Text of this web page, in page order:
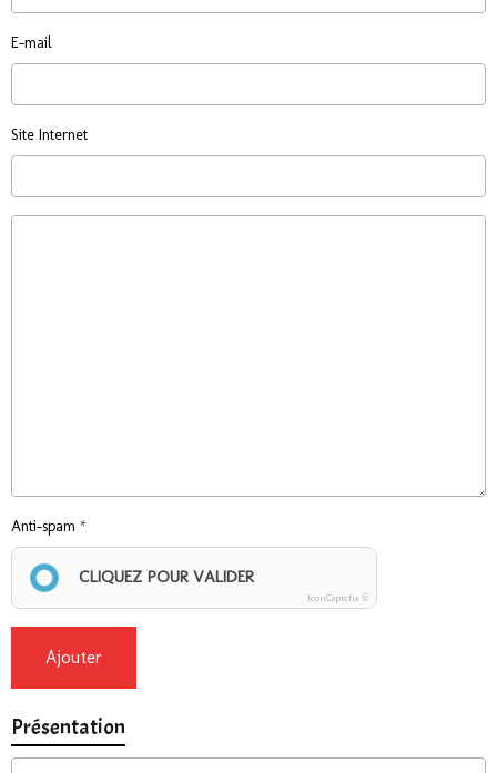
E-mail
Site Internet
Anti-spam
CLIQUEZ POUR VALIDER
IconCaptcha ©
Ajouter
Présentation